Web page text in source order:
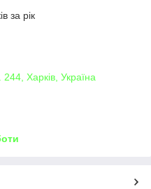
за рік
Харків, Україна